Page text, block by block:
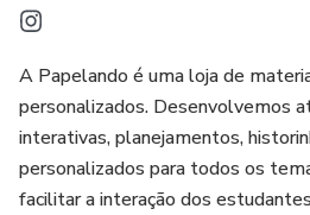
A Papelando é uma loja de
personalizados. Desenvolvemos
interativas, planejamentos,
personalizados para todos os
facilitar a interação dos